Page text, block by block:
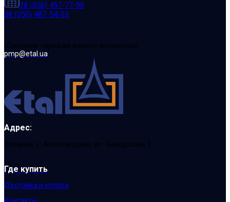
38 (050) 457-77-90
38 (050) 487-54-03
(Cогласно тарифам вашего оператора)
pmp@etal.ua
Адрес:
Украина, г. Александрия, ул. Заводская, 1
Где купить
Доставка и оплата